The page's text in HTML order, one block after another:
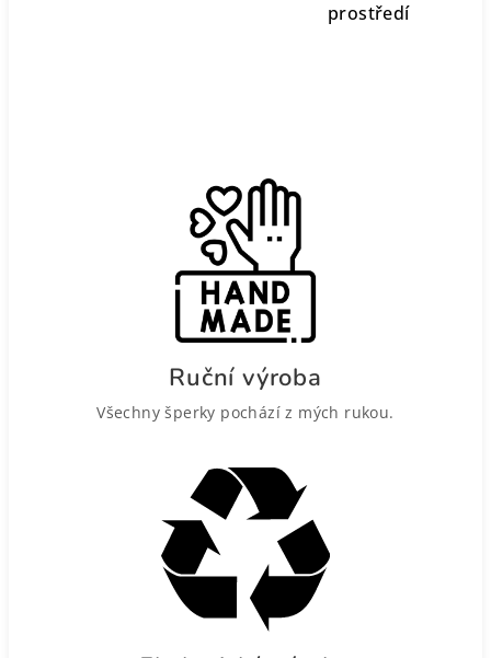
prostředí
Ruční výroba
Všechny šperky pochází z mých rukou.